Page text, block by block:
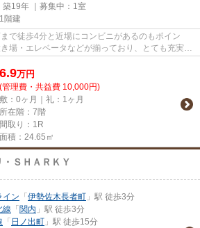
19年 ｜募集中： 1室
階建
で徒歩4分と近場にコンビニがあるのもポイン
場・エレベータなどが揃っており、とても充実し
シ...
6.9万円
(管理費・共益費 10,000円)
敷：0ヶ月｜礼：1ヶ月
所在階：7階
間取り：1R
面積：24.65㎡
・ＳＨＡＲＫＹ
イン 「 伊勢佐木長者町 」駅 徒歩3分
線 「 関内 」駅 徒歩3分
「 日ノ出町 」駅 徒歩15分